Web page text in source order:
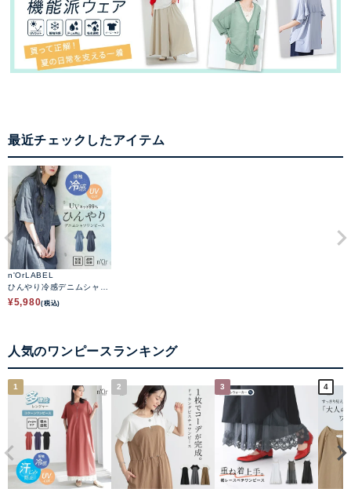
最近チェックしたアイテム
n'OrLABEL
ひんやり冷感デニムシャツ
ワンピース
¥5,980(税込)
人気のワンピースランキング
1 2 3 4